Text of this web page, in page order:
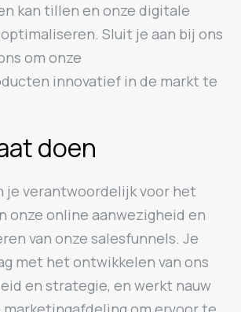
kan tillen en onze digitale
Sluit je aan bij ons
om onze
innovatief in de markt te
doen
je verantwoordelijk voor het
onze online aanwezigheid en
van onze salesfunnels. Je
met het ontwikkelen van ons
en strategie, en werkt nauw